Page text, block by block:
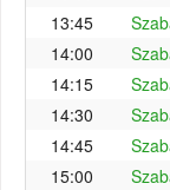
13:45
14:00
14:15
14:30
14:45
15:00